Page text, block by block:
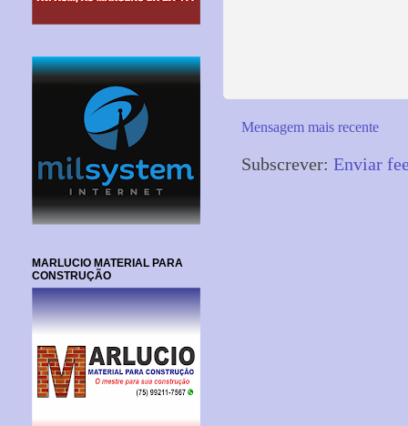
Mensagem mais recente
Subscrever: Enviar
MARLUCIO MATERIAL PARA
CONSTRUÇÃO